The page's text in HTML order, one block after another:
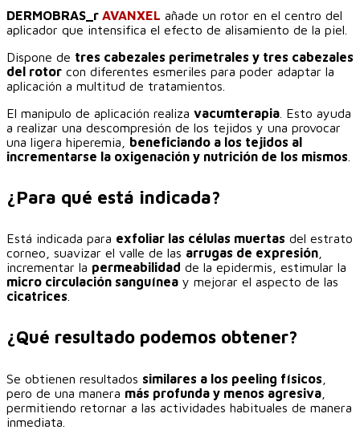
DERMOBRAS_r AVANXEL añade un rotor en el centro del
aplicador que intensifica el efecto de alisamiento de la piel.
Dispone de tres cabezales perimetrales y tres cabezales
del rotor con diferentes esmeriles para poder adaptar la
aplicación a multitud de tratamientos.
El manipulo de aplicación realiza vacumterapia . Esto ayuda
a realizar una descompresión de los tejidos y una provocar
una ligera hiperemia, beneficiando a los tejidos al
incrementarse la oxigenación y nutrición de los mismos
¿Para qué está indicada?
Está indicada para exfoliar las células muertas del estrato
corneo, suavizar el valle de las arrugas de expresión
incrementar la permeabilidad de la epidermis, estimular la
micro circulación sanguínea y mejorar el aspecto de las
cicatrices
¿Qué resultado podemos obtener?
Se obtienen resultados similares a los peeling físicos
pero de una manera más profunda y menos agresiva
permitiendo retornar a las actividades habituales de manera
inmediata.